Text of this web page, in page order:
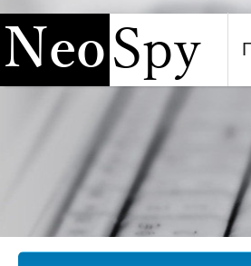
Программа шпион